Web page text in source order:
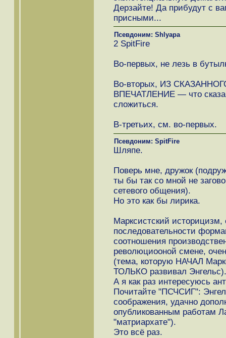
Дерзайте! Да прибудут с
присными...
Псевдоним: Shlyapa
2 SpitFire
Во-первых, не лезь в
Во-вторых, ИЗ
ВПЕЧАТЛЕНИЕ — что
сложиться.
В-третьих, см. во-первых.
Псевдоним: SpitFire
Шляпе.
Поверь мне, дружок
ты бы так со мной не
сетевого общения).
Но это как бы лирика.
Марксистский
последовательности
соотношения
революциооной смене,
(тема, которую НАЧАЛ
ТОЛЬКО развивал Энгельс).
А я как раз интересуюсь
Почитайте "ПСЧСИГ":
соображения, удачно
опубликованным работам
"матриархате").
Это всё раз.